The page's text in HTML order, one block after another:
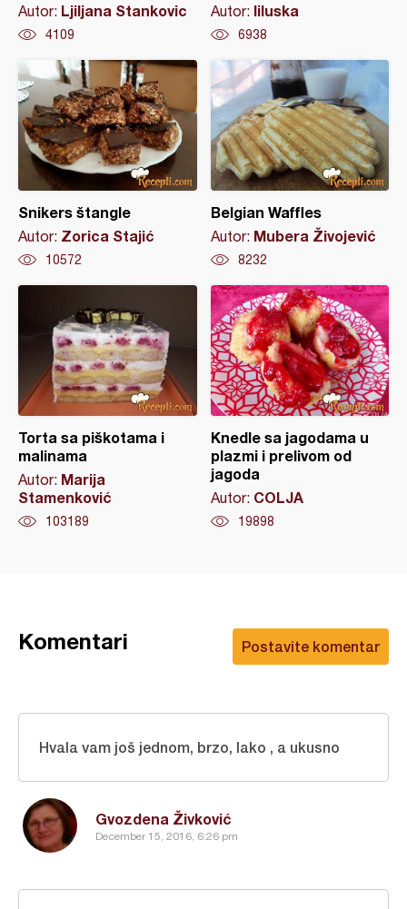
Autor: Ljiljana Stankovic
4109
Autor: liluska
6938
Snikers štangle
Autor: Zorica Stajić
10572
Belgian Waffles
Autor: Mubera Živojević
8232
Torta sa piškotama i
malinama
Autor: Marija
Stamenković
103189
Knedle sa jagodama u
plazmi i prelivom od
jagoda
Autor: COLJA
19898
Postavite komentar
Komentari
Gvozdena Živković
December 15, 2016, 6:26 pm
Hvala vam još jednom, brzo, lako , a ukusno